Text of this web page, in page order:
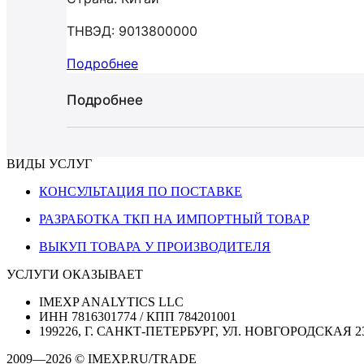
ТНВЭД: 9013800000
Подробнее
Подробнее
ВИДЫ УСЛУГ
КОНСУЛЬТАЦИЯ ПО ПОСТАВКЕ
РАЗРАБОТКА ТКП НА ИМПОРТНЫЙ ТОВАР
ВЫКУП ТОВАРА У ПРОИЗВОДИТЕЛЯ
УСЛУГИ ОКАЗЫВАЕТ
IMEXP ANALYTICS LLC
ИНН 7816301774 / КПП 784201001
199226, Г. САНКТ-ПЕТЕРБУРГ, УЛ. НОВГОРОДСКАЯ
2009—2026 © IMEXP.RU/TRADE